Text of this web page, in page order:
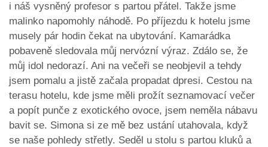
i náš vysněný profesor s partou přátel. Takže jsme
malinko napomohly náhodě. Po příjezdu k hotelu jsme
musely pár hodin čekat na ubytování. Kamarádka
pobaveně sledovala můj nervózní výraz. Zdálo se, že
můj idol nedorazí. Ani na večeři se neobjevil a tehdy
jsem pomalu a jistě začala propadat dpresi. Cestou na
terasu hotelu, kde jsme měli prožít seznamovací večer
a popít punče z exotického ovoce, jsem neměla nábavu
bavit se. Simona si ze mě bez ustání utahovala, když
se naše pohledy střetly. Seděl u stolu s partou kluků a